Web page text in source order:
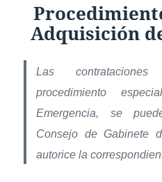
Adquisición
Las contrataciones
procedimiento
Emergencia, se
Consejo de Gabinete
autorice la